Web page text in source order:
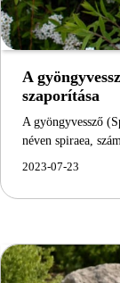
A
szaporítása
A gyöngyvessző
néven spiraea,
2023-07-23